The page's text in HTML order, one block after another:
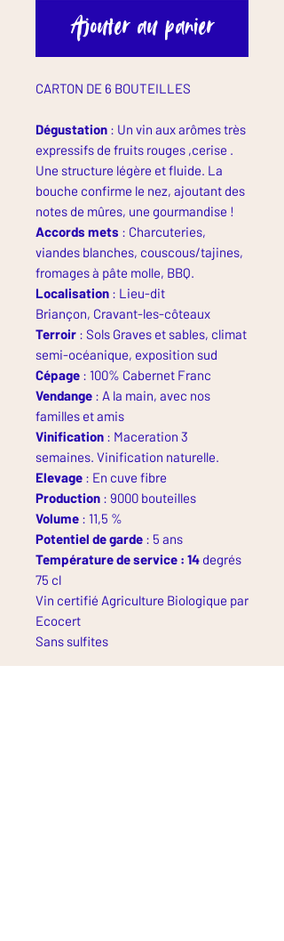
Ajouter au panier
CARTON DE 6 BOUTEILLES
Dégustation : Un vin aux arômes très
expressifs de fruits rouges ,cerise .
Une structure légère et fluide. La
bouche confirme le nez, ajoutant des
notes de mûres, une gourmandise !
Accords mets : Charcuteries,
viandes blanches, couscous/tajines,
fromages à pâte molle, BBQ.
Localisation : Lieu-dit
Briançon, Cravant-les-côteaux
Terroir : Sols Graves et sables, climat
semi-océanique, exposition sud
Cépage : 100% Cabernet Franc
Vendange : A la main, avec nos
familles et amis
Vinification : Maceration 3
semaines. Vinification naturelle.
Elevage : En cuve fibre
Production : 9000 bouteilles
Volume : 11,5 %
Potentiel de garde : 5 ans
Température de service : 14 degrés
75 cl
Vin certifié Agriculture Biologique par
Ecocert
Sans sulfites